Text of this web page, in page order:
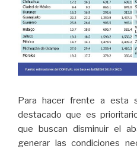
Para hacer frente a esta
destacado que es
que buscan disminuir el
generar las condiciones